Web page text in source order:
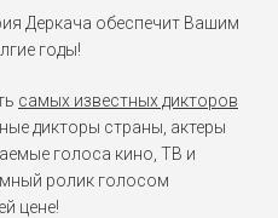
Деркача обеспечит Вашим
годы!
самых известных дикторов
дикторы страны, актеры
голоса кино, ТВ и
ролик голосом
цене!